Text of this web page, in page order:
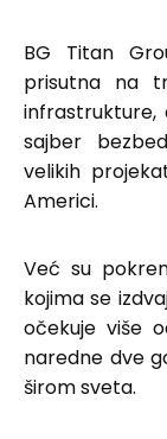
BG Titan
prisutna na
infrastrukture,
sajber
velikih
Americi.
Već su
kojima se
očekuje više
naredne dve
širom sveta.